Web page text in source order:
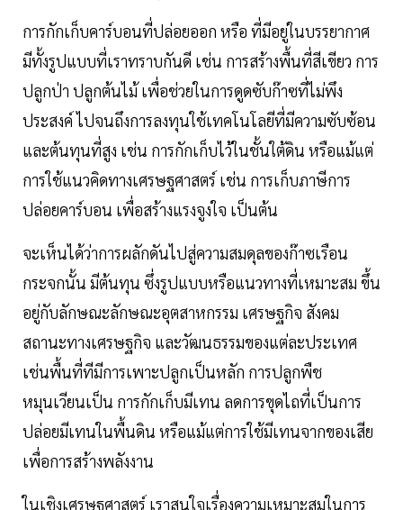
การกักเก็บคาร์บอนที่ปล่อยออก หรือ ที่มีอยู่ในบรรยากาศ
มีทั้งรูปแบบที่เราทราบกันดี เช่น การสร้างพื้นที่สีเขียว การ
ปลูกป่า ปลูกต้นไม้ เพื่อช่วยในการดูดซับก๊าซที่ไม่พึง
ประสงค์ ไปจนถึงการลงทุนใช้เทคโนโลยีที่มีความซับซ้อน
และต้นทุนที่สูง เช่น การกักเก็บไว้ในชั้นใต้ดิน หรือแม้แต่
การใช้แนวคิดทางเศรษฐศาสตร์ เช่น การเก็บภาษีการ
ปล่อยคาร์บอน เพื่อสร้างแรงจูงใจ เป็นต้น
จะเห็นได้ว่าการผลักดันไปสู่ความสมดุลของก๊าซเรือน
กระจกนั้น มีต้นทุน ซึ่งรูปแบบหรือแนวทางที่เหมาะสม ขึ้น
อยู่กับลักษณะลักษณะอุตสาหกรรม เศรษฐกิจ สังคม
สถานะทางเศรษฐกิจ และวัฒนธรรมของแต่ละประเทศ
เช่นพื้นที่ทีมีการเพาะปลูกเป็นหลัก การปลูกพืช
หมุนเวียนเป็น การกักเก็บมีเทน ลดการขุดไถที่เป็นการ
ปล่อยมีเทนในพื้นดิน หรือแม้แต่การใช้มีเทนจากของเสีย
เพื่อการสร้างพลังงาน
ในเชิงเศรษฐศาสตร์ เราสนใจเรื่องความเหมาะสมในการ